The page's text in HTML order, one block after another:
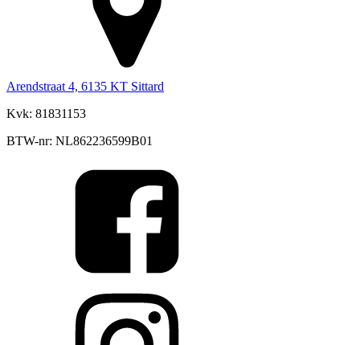
Arendstraat 4, 6135 KT Sittard
Kvk: 81831153
BTW-nr: NL862236599B01